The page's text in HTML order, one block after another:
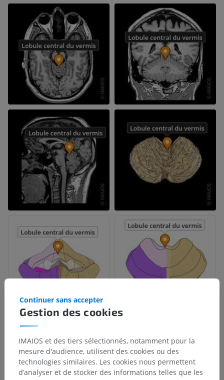
Gestion des cookies
Continuer sans accepter
IMAIOS et des tiers sélectionnés, notamment pour la
mesure d'audience, utilisent des cookies ou des
technologies similaires. Les cookies nous permettent
d’analyser et de stocker des informations telles que les